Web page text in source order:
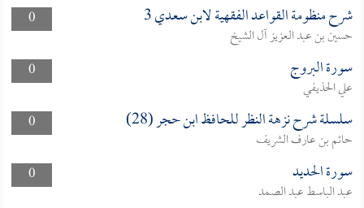
0 شرح منظومة القواعد الفقهية لابن سعدي 3
حسين بن عبد العزيز آل الشيخ
0
سورة البروج
علي الحذيفي
0
سلسلة شرح نزهة النظر للحافظ ابن حجر (28)
حاتم بن عارف الشريف
0
سورة الحديد
عبد الباسط عبد الصمد